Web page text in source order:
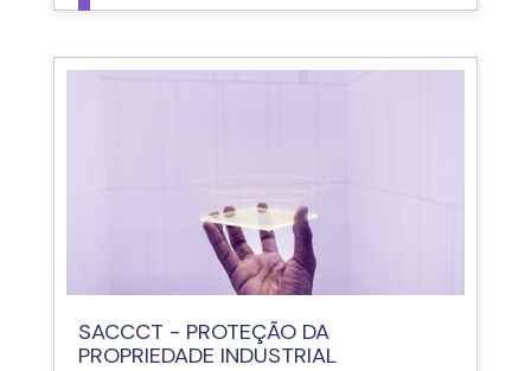
SACCCT - PROTEÇÃO DA
PROPRIEDADE INDUSTRIAL